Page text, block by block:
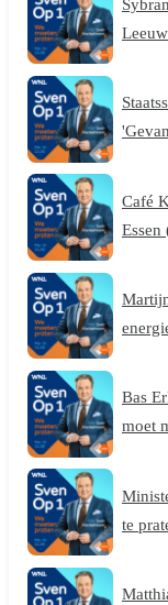
Café
Bas
moet
te